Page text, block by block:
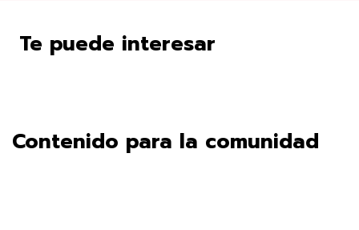
Te puede interesar
Contenido para la comunidad